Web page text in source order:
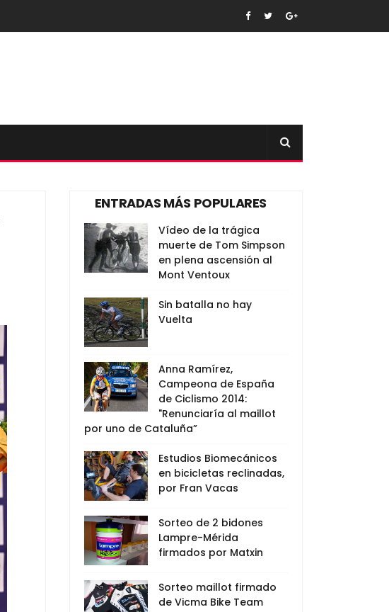
ENTRADAS MÁS POPULARES
Vídeo de la trágica
muerte de Tom Simpson
en plena ascensión al
Mont Ventoux
Sin batalla no hay
Vuelta
Anna Ramírez,
Campeona de España
de Ciclismo 2014:
"Renunciaría al maillot
por uno de Cataluña”
Estudios Biomecánicos
en bicicletas reclinadas,
por Fran Vacas
Sorteo de 2 bidones
Lampre-Mérida
firmados por Matxin
Sorteo maillot firmado
de Vicma Bike Team